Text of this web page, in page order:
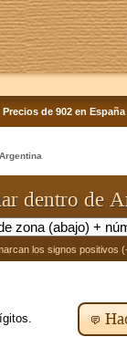
Precios de 902 en España
dentro de
los signos positivos